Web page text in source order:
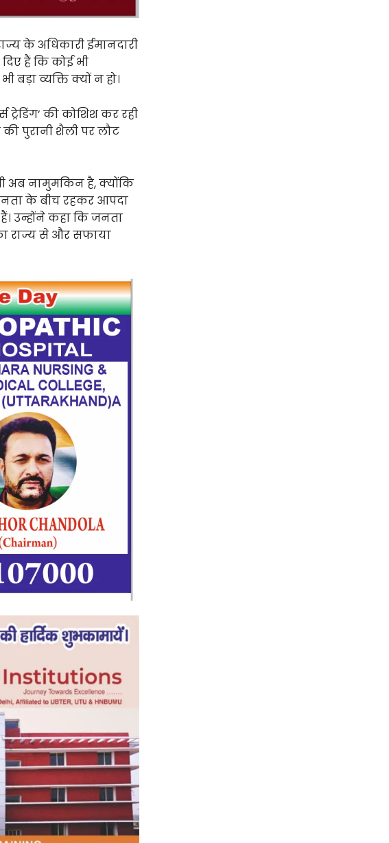
के अधिकारी ईमानदारी
हैं कि कोई भी
बड़ा व्यक्ति क्यों न हो।
ट्रेडिंग’ की कोशिश कर रही
पुरानी शैली पर लौट
अब नामुमकिन है, क्योंकि
जनता के बीच रहकर आपदा
उन्होंने कहा कि जनता
राज्य से और सफाया